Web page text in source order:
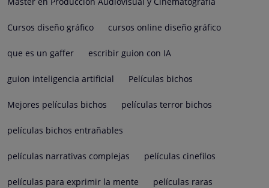
Cursos diseño gráfico cursos online diseño gráfico
que es un gaffer escribir guion con IA
guion inteligencia artificial Películas bichos
Mejores películas bichos películas terror bichos
películas bichos entrañables
películas narrativas complejas películas cinefilos
películas para exprimir la mente películas raras